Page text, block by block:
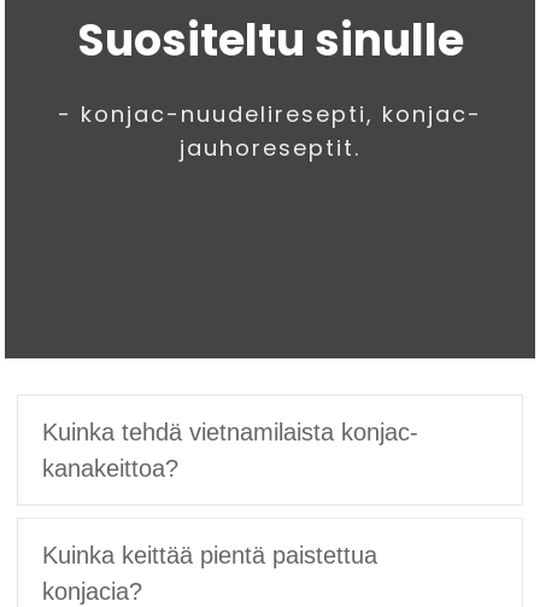
Suositeltu sinulle
- konjac-nuudeliresepti, konjac-
jauhoreseptit.
Kuinka tehdä vietnamilaista konjac-
kanakeittoa?
Kuinka keittää pientä paistettua
konjacia?